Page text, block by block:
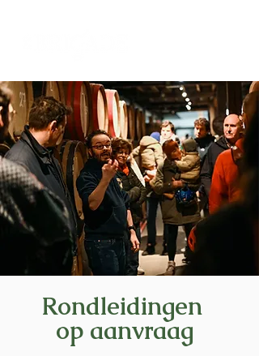
Rondleidingen
op aanvraag